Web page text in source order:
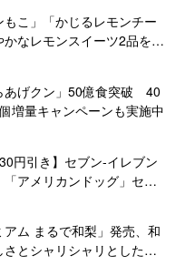
もこ」「かじるレモンチー
なレモンスイーツ2品を発
あげクン」50億食突破 40
増量キャンペーンも実施中
円引き】セブン‐イレブン
「アメリカンドッグ」セー
アム まるで和梨」発売、和
とシャリシャリとした食